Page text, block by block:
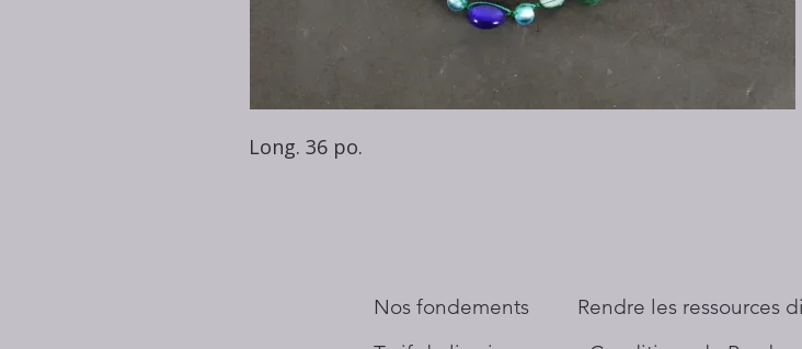
Long. 36 po.
Nos fondements
​Rendre les ressources